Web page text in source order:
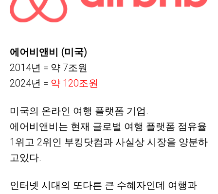
에어비앤비 (미국)
2014년 = 약 7조원
2024년 = 약 120조원
미국의 온라인 여행 플랫폼 기업.
에어비앤비는 현재 글로벌 여행 플랫폼 점유율
1위고 2위인 부킹닷컴과 사실상 시장을 양분하
고있다.
인터넷 시대의 또다른 큰 수혜자인데 여행과